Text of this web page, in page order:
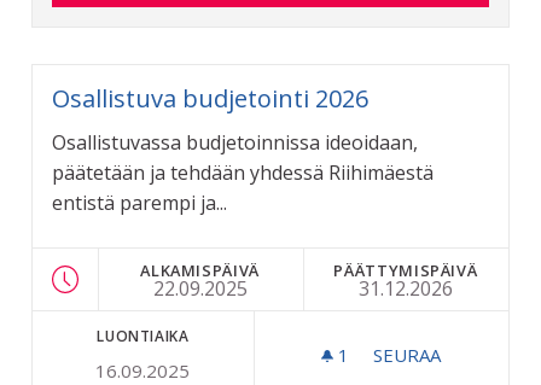
Osallistuva budjetointi 2026
Osallistuvassa budjetoinnissa ideoidaan,
päätetään ja tehdään yhdessä Riihimäestä
entistä parempi ja...
ALKAMISPÄIVÄ
22.09.2025
PÄÄTTYMISPÄIVÄ
31.12.2026
LUONTIAIKA
16.09.2025
1 1 SEURAAJA
SEURAA